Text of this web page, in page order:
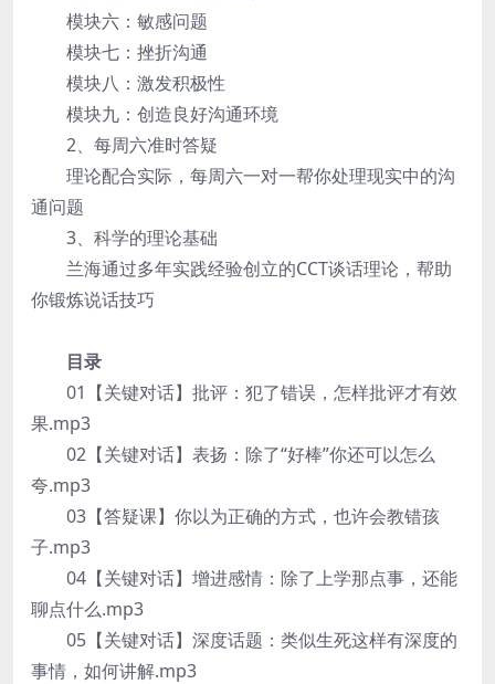
模块六：敏感问题
模块七：挫折沟通
模块八：激发积极性
模块九：创造良好沟通环境
2、每周六准时答疑
理论配合实际，每周六一对一帮你处理现实中的沟
通问题
3、科学的理论基础
兰海通过多年实践经验创立的CCT谈话理论，帮助
你锻炼说话技巧
目录
01【关键对话】批评：犯了错误，怎样批评才有效
果.mp3
02【关键对话】表扬：除了“好棒”你还可以怎么
夸.mp3
03【答疑课】你以为正确的方式，也许会教错孩
子.mp3
04【关键对话】增进感情：除了上学那点事，还能
聊点什么.mp3
05【关键对话】深度话题：类似生死这样有深度的
事情，如何讲解.mp3